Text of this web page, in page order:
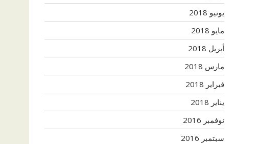
يونيو 2018
مايو 2018
أبريل 2018
مارس 2018
فبراير 2018
يناير 2018
نوفمبر 2016
سبتمبر 2016